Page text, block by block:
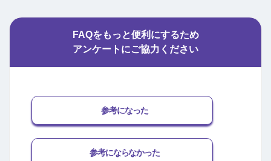
FAQをもっと便利にするため
アンケートにご協力ください
参考になった
参考にならなかった